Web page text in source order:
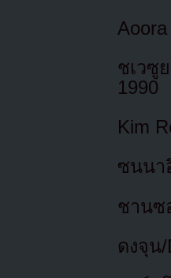
ชเวซู
1990
Kim
ซนนา
ชานซ
ดงจุน/